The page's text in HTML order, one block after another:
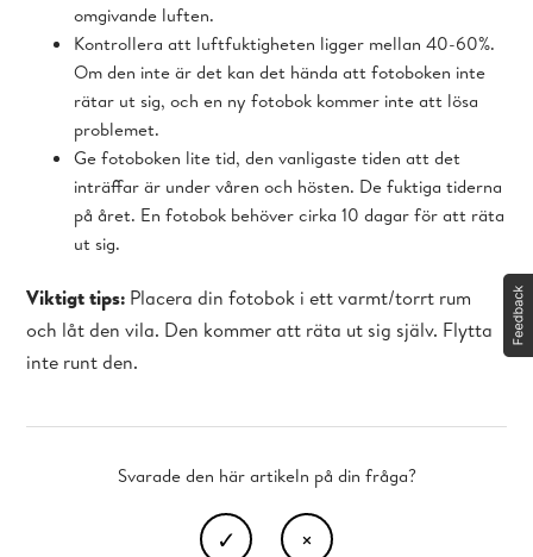
omgivande luften.
Kontrollera att luftfuktigheten ligger mellan 40-60%.
Om den inte är det kan det hända att fotoboken inte
rätar ut sig, och en ny fotobok kommer inte att lösa
problemet.
Ge fotoboken lite tid, den vanligaste tiden att det
inträffar är under våren och hösten. De fuktiga tiderna
på året. En fotobok behöver cirka 10 dagar för att räta
ut sig.
Viktigt tips: Placera din fotobok i ett varmt/torrt rum
och låt den vila. Den kommer att räta ut sig själv. Flytta
inte runt den.
Svarade den här artikeln på din fråga?